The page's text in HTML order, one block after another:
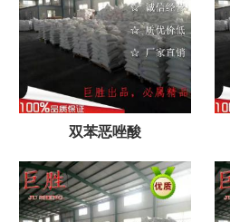
双苯恶唑酸